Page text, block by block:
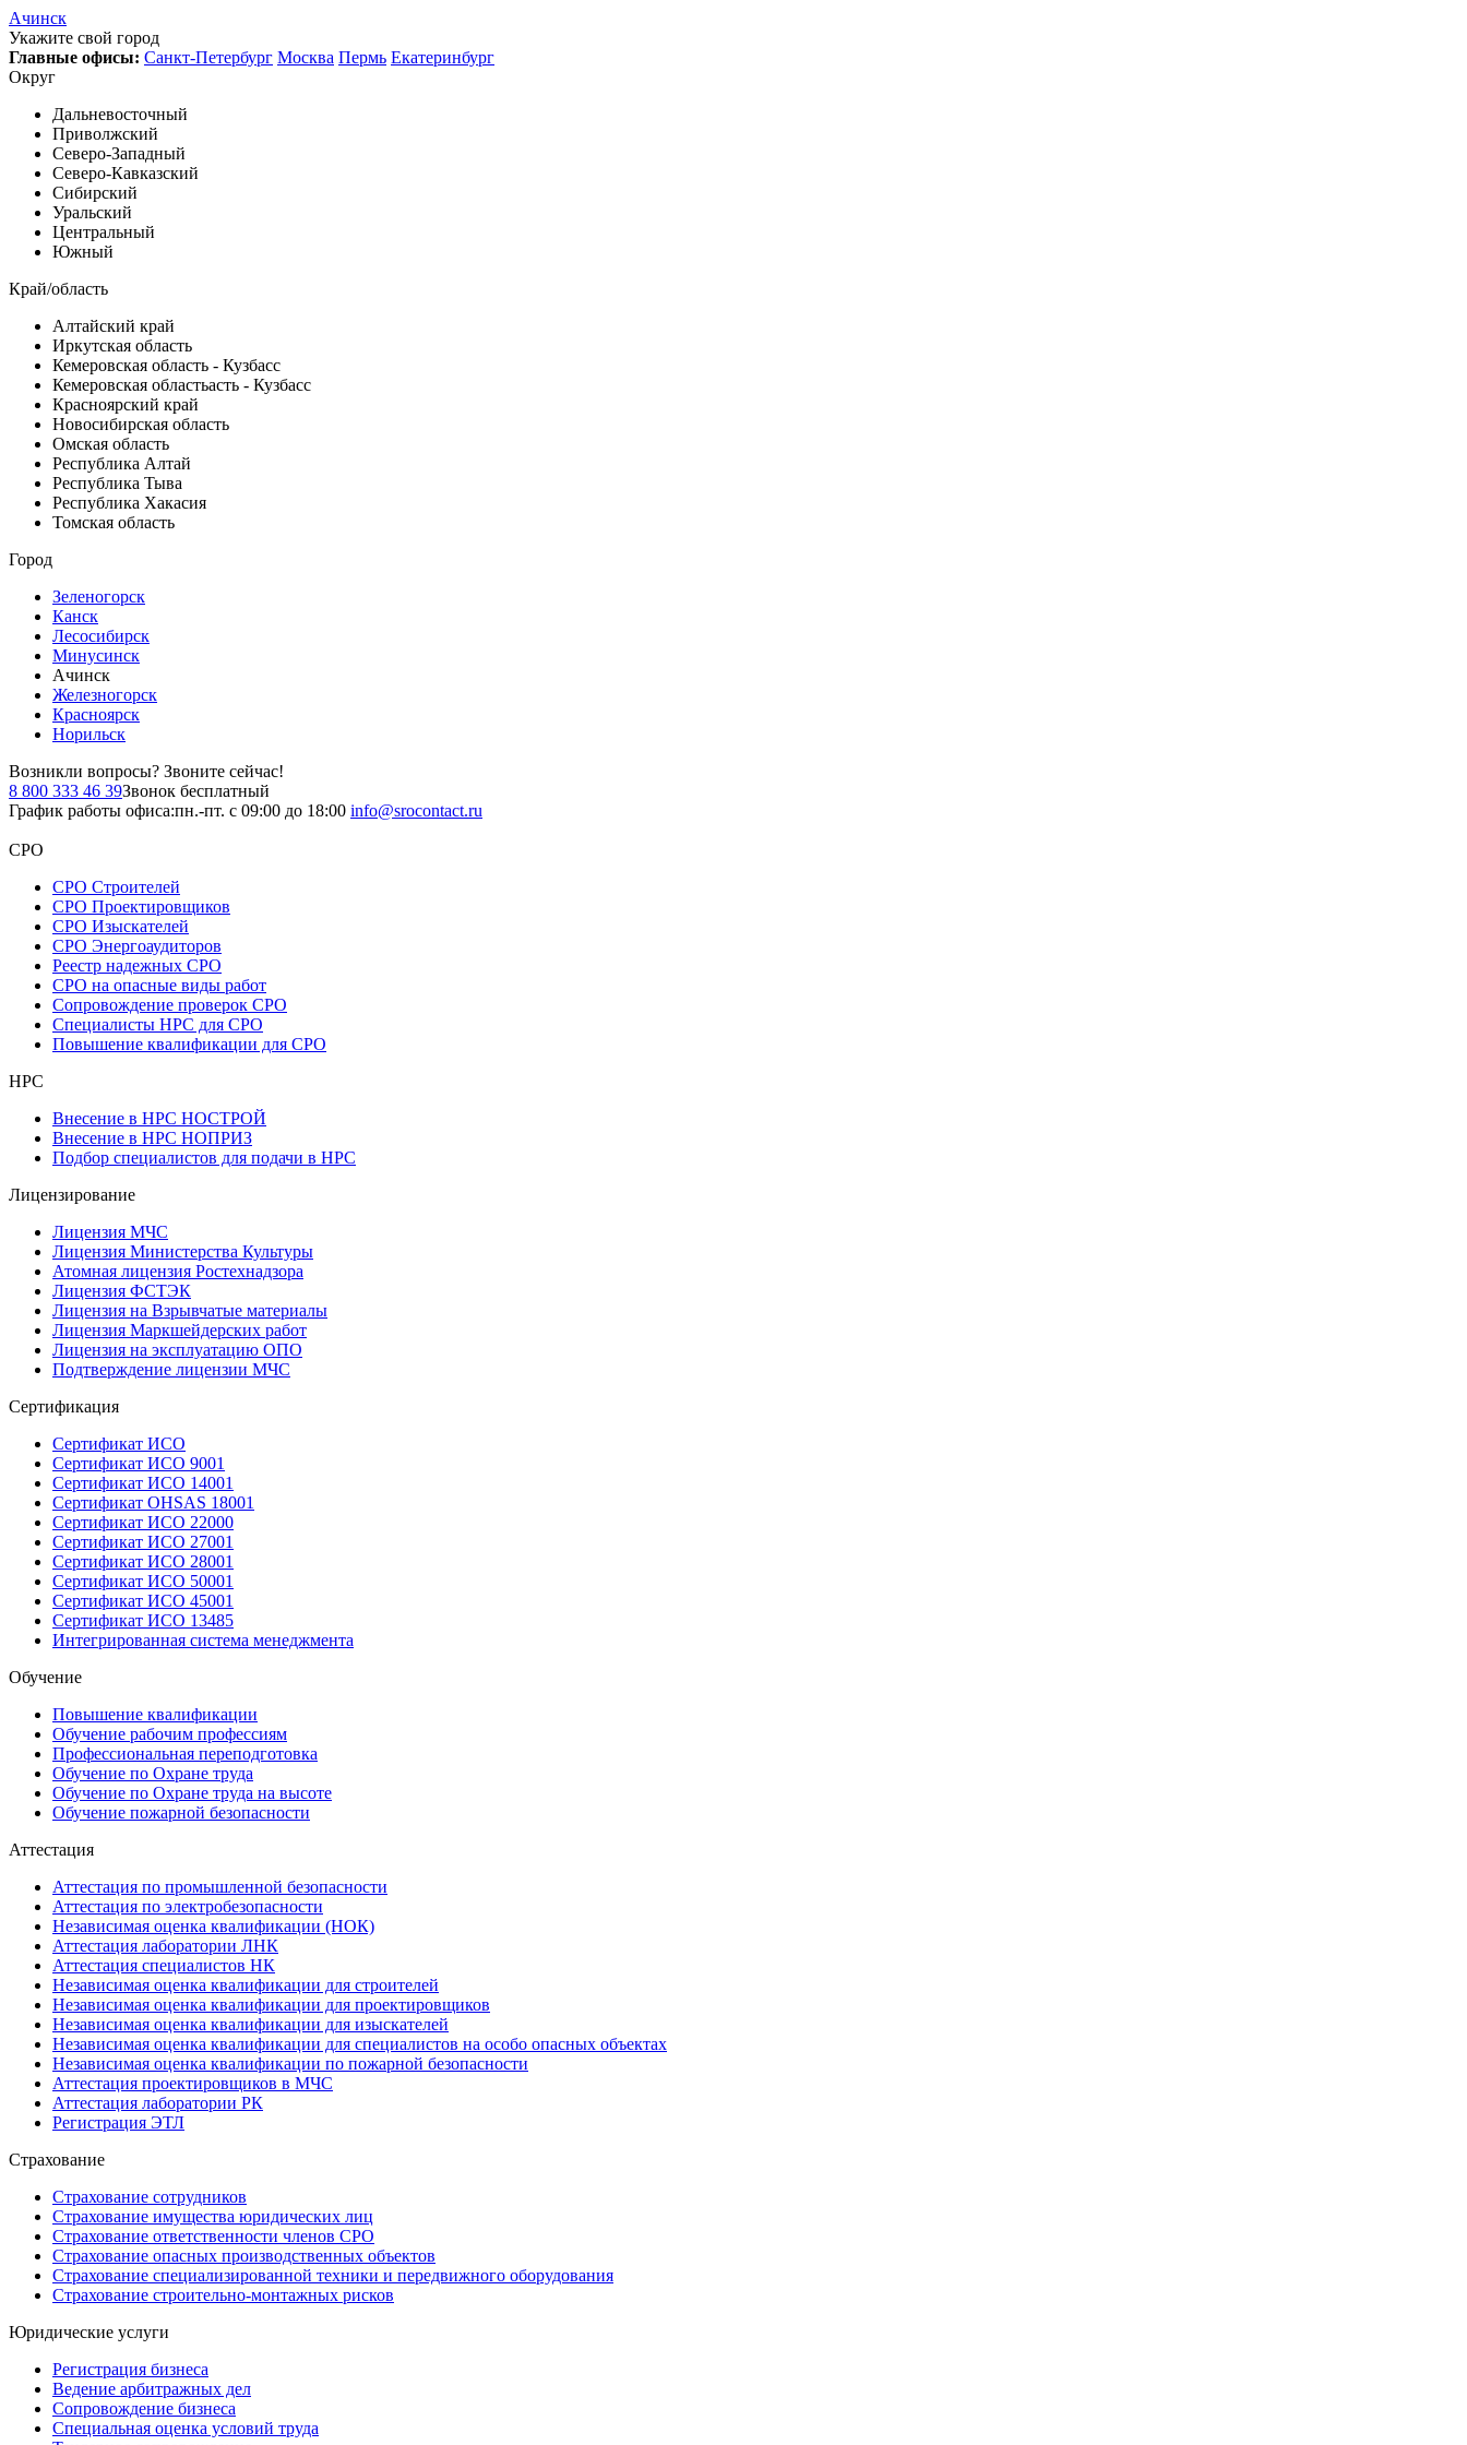
Ачинск
Укажите свой город
Главные офисы: Санкт-Петербург Москва Пермь Екатеринбург
Округ
Дальневосточный
Приволжский
Северо-Западный
Северо-Кавказский
Сибирский
Уральский
Центральный
Южный
Край/область
Алтайский край
Иркутская область
Кемеровская область - Кузбасс
Кемеровская областьасть - Кузбасс
Красноярский край
Новосибирская область
Омская область
Республика Алтай
Республика Тыва
Республика Хакасия
Томская область
Город
Зеленогорск
Канск
Лесосибирск
Минусинск
Ачинск
Железногорск
Красноярск
Норильск
Возникли вопросы? Звоните сейчас!
8 800 333 46 39Звонок бесплатный
График работы офиса:пн.-пт. с 09:00 до 18:00 info@srocontact.ru
СРО
СРО Строителей
СРО Проектировщиков
СРО Изыскателей
СРО Энергоаудиторов
Реестр надежных СРО
СРО на опасные виды работ
Сопровождение проверок СРО
Специалисты НРС для СРО
Повышение квалификации для СРО
НРС
Внесение в НРС НОСТРОЙ
Внесение в НРС НОПРИЗ
Подбор специалистов для подачи в НРС
Лицензирование
Лицензия МЧС
Лицензия Министерства Культуры
Атомная лицензия Ростехнадзора
Лицензия ФСТЭК
Лицензия на Взрывчатые материалы
Лицензия Маркшейдерских работ
Лицензия на эксплуатацию ОПО
Подтверждение лицензии МЧС
Сертификация
Сертификат ИСО
Сертификат ИСО 9001
Сертификат ИСО 14001
Сертификат OHSAS 18001
Сертификат ИСО 22000
Сертификат ИСО 27001
Сертификат ИСО 28001
Сертификат ИСО 50001
Сертификат ИСО 45001
Сертификат ИСО 13485
Интегрированная система менеджмента
Обучение
Повышение квалификации
Обучение рабочим профессиям
Профессиональная переподготовка
Обучение по Охране труда
Обучение по Охране труда на высоте
Обучение пожарной безопасности
Аттестация
Аттестация по промышленной безопасности
Аттестация по электробезопасности
Независимая оценка квалификации (НОК)
Аттестация лаборатории ЛНК
Аттестация специалистов НК
Независимая оценка квалификации для строителей
Независимая оценка квалификации для проектировщиков
Независимая оценка квалификации для изыскателей
Независимая оценка квалификации для специалистов на особо опасных объектах
Независимая оценка квалификации по пожарной безопасности
Аттестация проектировщиков в МЧС
Аттестация лаборатории РК
Регистрация ЭТЛ
Страхование
Страхование сотрудников
Страхование имущества юридических лиц
Страхование ответственности членов СРО
Страхование опасных производственных объектов
Страхование специализированной техники и передвижного оборудования
Страхование строительно-монтажных рисков
Юридические услуги
Регистрация бизнеса
Ведение арбитражных дел
Сопровождение бизнеса
Специальная оценка условий труда